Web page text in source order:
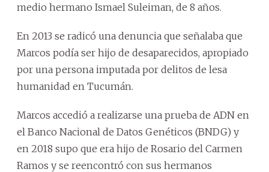
medio hermano Ismael Suleiman, de 8 años.
En 2013 se radicó una denuncia que señalaba que
Marcos podía ser hijo de desaparecidos, apropiado
por una persona imputada por delitos de lesa
humanidad en Tucumán.
Marcos accedió a realizarse una prueba de ADN en
el Banco Nacional de Datos Genéticos (BNDG) y
en 2018 supo que era hijo de Rosario del Carmen
Ramos y se reencontró con sus hermanos